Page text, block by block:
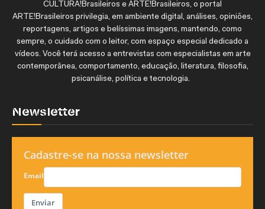
CULTURA!Brasileiros e ARTE!Brasileiros, o portal
ARTE!Brasileiros privilegia, em ambiente digital, análises, opiniões,
reportagens, artigos e belíssimas imagens, mantendo, como
sempre, o cuidado com o leitor, com espaço especial dedicado a
vídeos. Você terá acesso a entrevistas com especialistas em arte
contemporânea, comportamento, educação, literatura, filosofia,
psicanálise, política e tecnologia.
Newsletter
Cadastre-se na nossa newsletter
Email
Enviar